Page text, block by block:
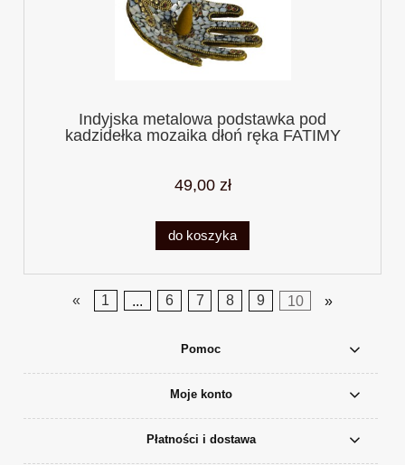
Indyjska metalowa podstawka pod
kadzidełka mozaika dłoń ręka FATIMY
49,00 zł
do koszyka
« 1 ... 6 7 8 9 10 »
Pomoc
Moje konto
Płatności i dostawa